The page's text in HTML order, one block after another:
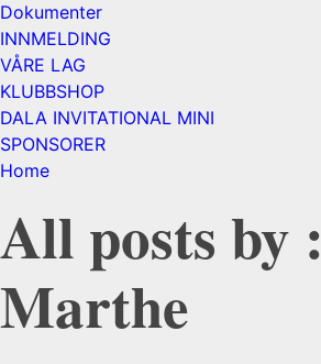
Dokumenter
INNMELDING
VÅRE LAG
KLUBBSHOP
DALA INVITATIONAL MINI
SPONSORER
Home
All posts by :
Marthe